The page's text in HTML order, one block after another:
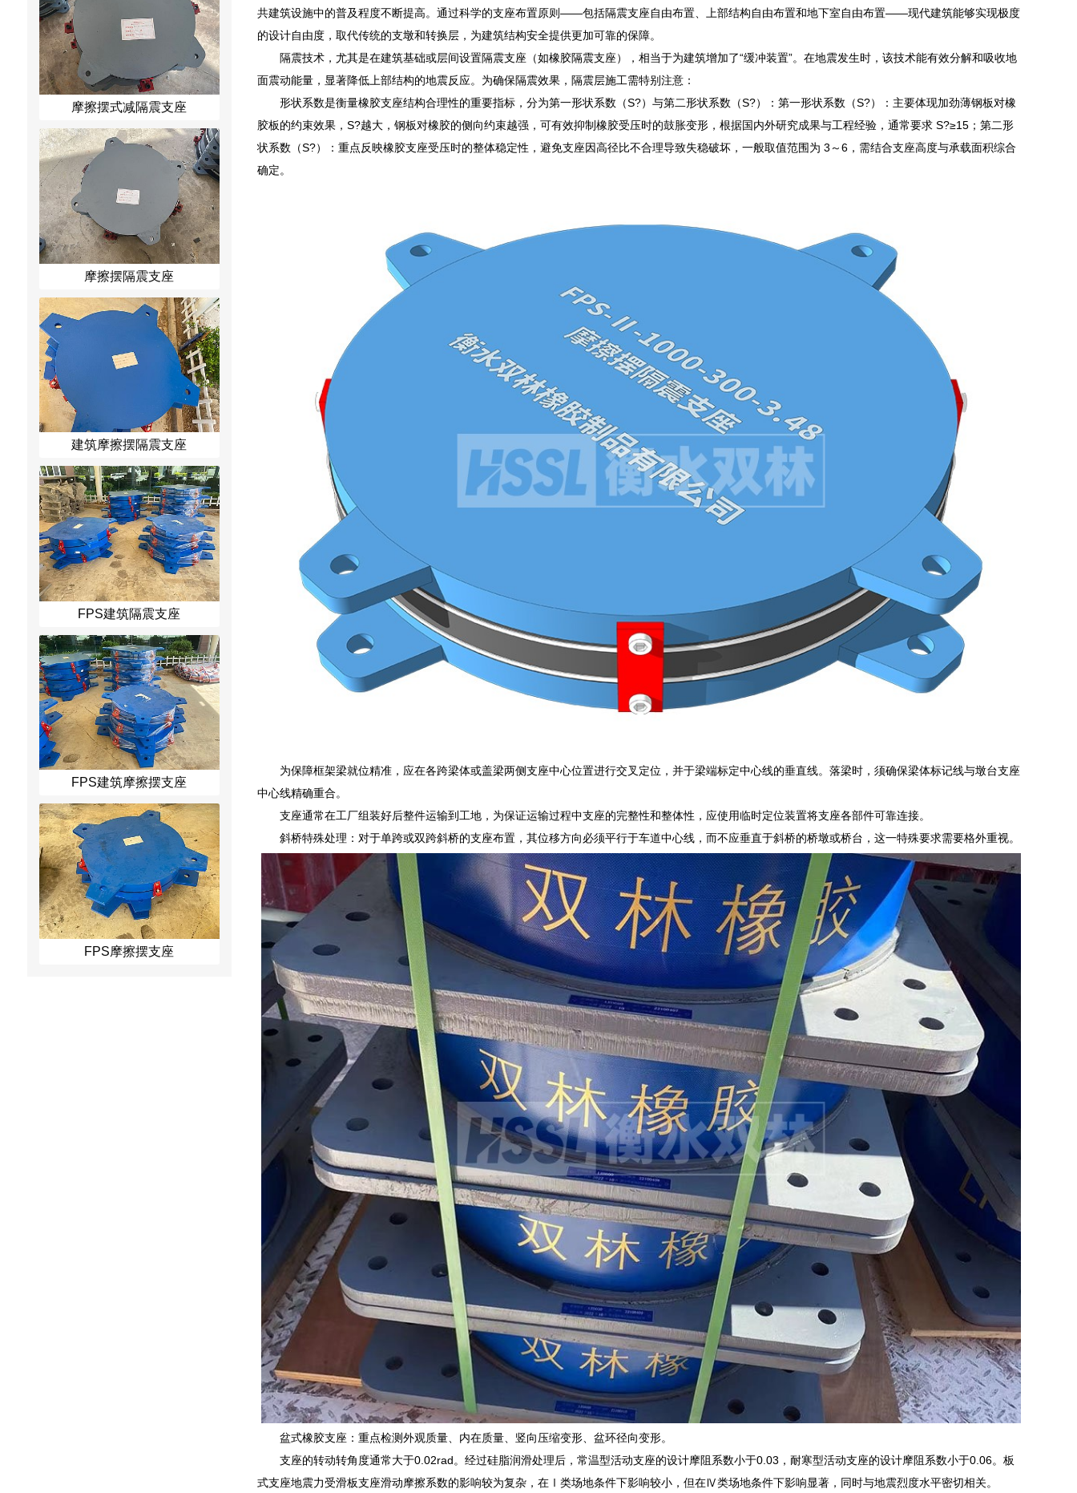
摩擦摆式减隔震支座
摩擦摆隔震支座
建筑摩擦摆隔震支座
FPS建筑隔震支座
FPS建筑摩擦摆支座
FPS摩擦摆支座
共建筑设施中的普及程度不断提高。通过科学的支座布置原则——包括隔震支座自由布置、上部结构自由布置和地下室自由布置——现代建筑能够实现极度
的设计自由度，取代传统的支墩和转换层，为建筑结构安全提供更加可靠的保障。
隔震技术，尤其是在建筑基础或层间设置隔震支座（如橡胶隔震支座），相当于为建筑增加了“缓冲装置”。在地震发生时，该技术能有效分解和吸收地
面震动能量，显著降低上部结构的地震反应。为确保隔震效果，隔震层施工需特别注意：
形状系数是衡量橡胶支座结构合理性的重要指标，分为第一形状系数（S?）与第二形状系数（S?）：第一形状系数（S?）：主要体现加劲薄钢板对橡
胶板的约束效果，S?越大，钢板对橡胶的侧向约束越强，可有效抑制橡胶受压时的鼓胀变形，根据国内外研究成果与工程经验，通常要求 S?≥15；第二形
状系数（S?）：重点反映橡胶支座受压时的整体稳定性，避免支座因高径比不合理导致失稳破坏，一般取值范围为 3～6，需结合支座高度与承载面积综合
确定。
为保障框架梁就位精准，应在各跨梁体或盖梁两侧支座中心位置进行交叉定位，并于梁端标定中心线的垂直线。落梁时，须确保梁体标记线与墩台支座
中心线精确重合。
支座通常在工厂组装好后整件运输到工地，为保证运输过程中支座的完整性和整体性，应使用临时定位装置将支座各部件可靠连接。
斜桥特殊处理：对于单跨或双跨斜桥的支座布置，其位移方向必须平行于车道中心线，而不应垂直于斜桥的桥墩或桥台，这一特殊要求需要格外重视。
盆式橡胶支座：重点检测外观质量、内在质量、竖向压缩变形、盆环径向变形。
支座的转动转角度通常大于0.02rad。经过硅脂润滑处理后，常温型活动支座的设计摩阻系数小于0.03，耐寒型活动支座的设计摩阻系数小于0.06。板
式支座地震力受滑板支座滑动摩擦系数的影响较为复杂，在Ⅰ类场地条件下影响较小，但在Ⅳ类场地条件下影响显著，同时与地震烈度水平密切相关。